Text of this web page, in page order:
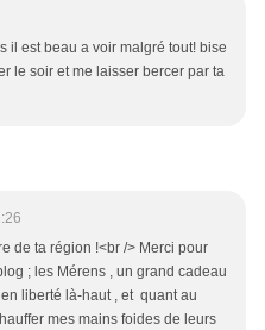
il est beau a voir malgré tout! bise
le soir et me laisser bercer par ta
de ta région !<br /> Merci pour
; les Mérens , un grand cadeau
liberté là-haut , et quant au
mes mains foides de leurs